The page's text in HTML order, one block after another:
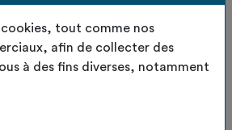
tout comme nos
afin de collecter des
à des fins diverses, notamment